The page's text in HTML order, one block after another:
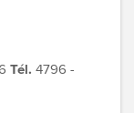
Tél. 4796 -